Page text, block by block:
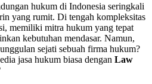
hukum di Indonesia seringkali
yang rumit. Di tengah kompleksitas
memiliki mitra hukum yang tepat
kebutuhan mendasar. Namun,
sejati sebuah firma hukum?
jasa hukum biasa dengan Law